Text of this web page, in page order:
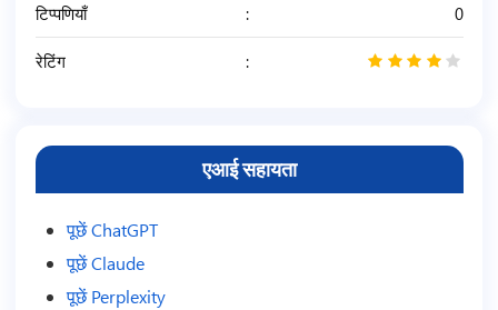
टिप्पणियाँ 0
रेटिंग
एआई सहायता
पूछें ChatGPT
पूछें Claude
पूछें Perplexity